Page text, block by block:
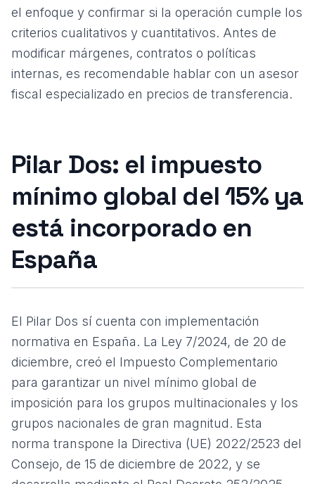
el enfoque y confirmar si la operación cumple los
criterios cualitativos y cuantitativos. Antes de
modificar márgenes, contratos o políticas
internas, es recomendable hablar con un asesor
fiscal especializado en precios de transferencia.
Pilar Dos: el impuesto
mínimo global del 15% ya
está incorporado en
España
El Pilar Dos sí cuenta con implementación
normativa en España. La Ley 7/2024, de 20 de
diciembre, creó el Impuesto Complementario
para garantizar un nivel mínimo global de
imposición para los grupos multinacionales y los
grupos nacionales de gran magnitud. Esta
norma transpone la Directiva (UE) 2022/2523 del
Consejo, de 15 de diciembre de 2022, y se